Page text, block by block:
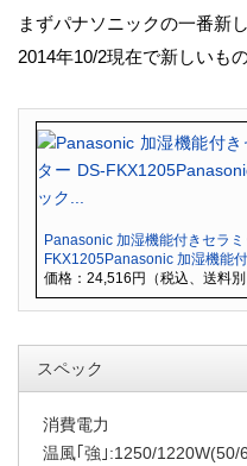
まずパナソニックの一番新
2014年10/2現在で新しいも
Panasonic 加湿機能付きセラ
FKX1205Panasonic 加湿機能
価格：24,516円（税込、送料別
スペック
消費電力
温風｢強｣:1250/1220W(50/